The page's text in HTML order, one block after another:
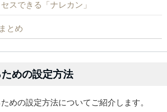
スできる「ナレカン」
とめ
めの設定方法
めの設定方法についてご紹介します。